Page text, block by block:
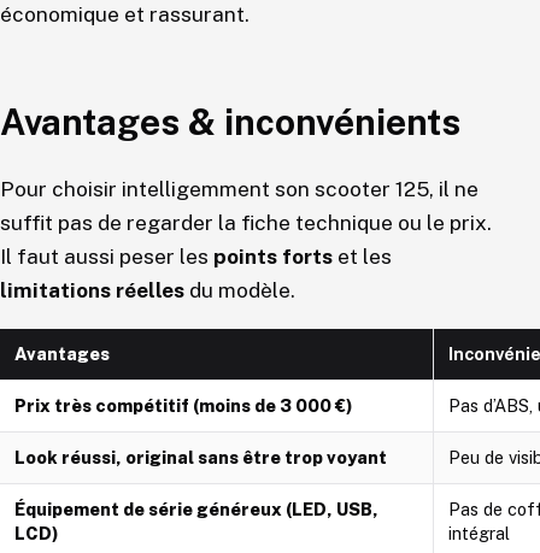
économique et rassurant.
Avantages & inconvénients
Pour choisir intelligemment son scooter 125, il ne
suffit pas de regarder la fiche technique ou le prix.
Il faut aussi peser les points forts et les
limitations réelles du modèle.
Avantages
Prix très compétitif (moins de 3 000 €) Pas
Look réussi, original sans être trop voyant Peu de
Équipement de série généreux (LED, USB,
LCD)
Pas de
intégral